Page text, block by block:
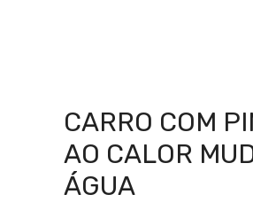
CARRO COM
AO CALOR
ÁGUA